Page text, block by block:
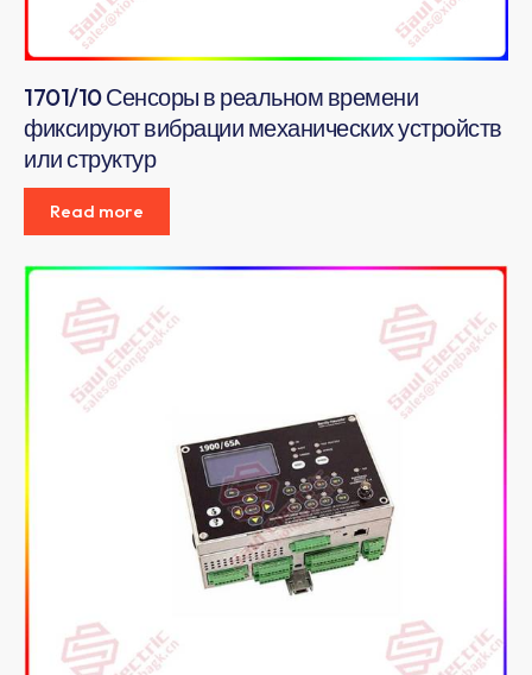
1701/10 Сенсоры в реальном времени
фиксируют вибрации механических устройств
или структур
Read more